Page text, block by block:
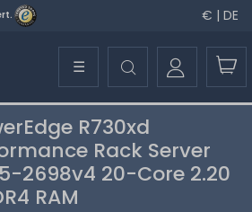
€ | DE
☰
R730xd
Rack Server
2698v4 20-Core 2.20
RAM